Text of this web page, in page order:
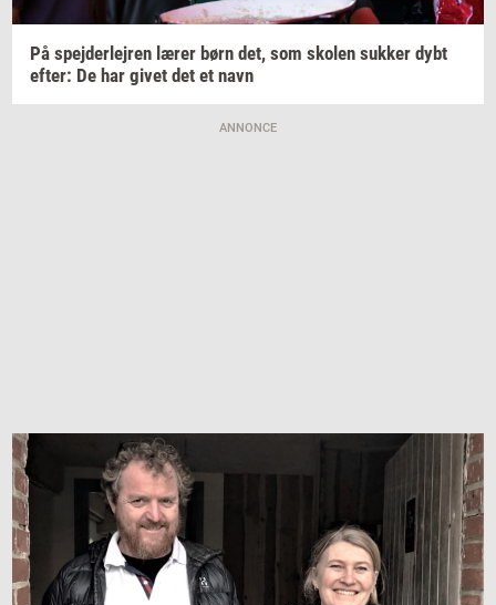
På spej­der­lej­ren lærer børn det, som sko­len suk­ker dybt
efter: De har givet det et navn
ANNONCE